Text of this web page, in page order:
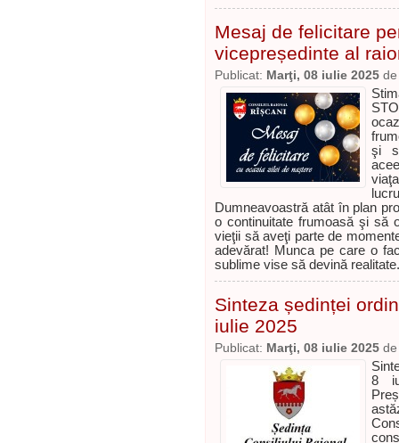
Mesaj de felicitare
vicepreședinte al
Publicat: Marţi, 08 iulie 2025
şi
Dumneavoastră atât în plan
o continuitate frumoasă şi să
vieţii să aveţi parte de
adevărat! Munca pe care o
sublime vise să devină
Sinteza ședinței
iulie 2025
Publicat: Marţi, 08 iulie 2025
8